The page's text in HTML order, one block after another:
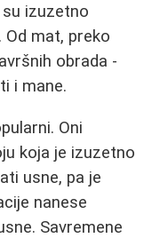
su izuzetno
mat, preko
obrada -
i mane.
Oni
koja je izuzetno
usne, pa je
nanese
Savremene